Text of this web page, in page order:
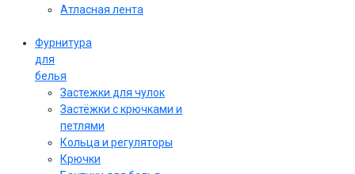
Атласная лента
Фурнитура
для
белья
Застежки для чулок
Застёжки с крючками и
петлями
Кольца и регуляторы
Крючки